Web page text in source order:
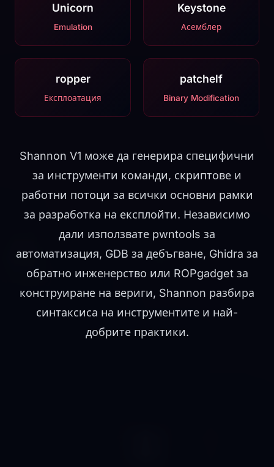
Unicorn
Emulation
Keystone
Асемблер
ropper
Експлоатация
patchelf
Binary Modification
Shannon V1 може да генерира специфични
за инструменти команди, скриптове и
работни потоци за всички основни рамки
за разработка на експлойти. Независимо
дали използвате pwntools за
автоматизация, GDB за дебъгване, Ghidra за
обратно инженерство или ROPgadget за
конструиране на вериги, Shannon разбира
синтаксиса на инструментите и най-
добрите практики.